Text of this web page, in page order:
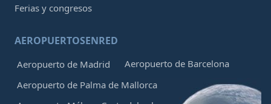
Ferias y congresos
AEROPUERTOSENRED
Aeropuerto de Madrid
Aeropuerto de Barcelona
Aeropuerto de Palma de Mallorca